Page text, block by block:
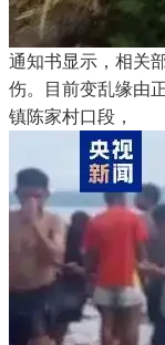
通知书显示，相关
伤。目前变乱缘由
镇陈家村口段，